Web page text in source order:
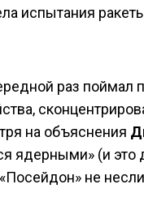
испытания
раз поймал
на объяснения
ядерными» (и это
не